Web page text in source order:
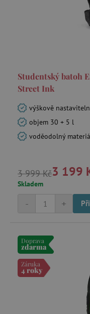
Studentský batoh
Street Ink
výškově
objem 30 + 5 l
voděodolný
3 999 Kč3 199
Skladem
+
-
Doprava
zdarma
Záruka
4 roky